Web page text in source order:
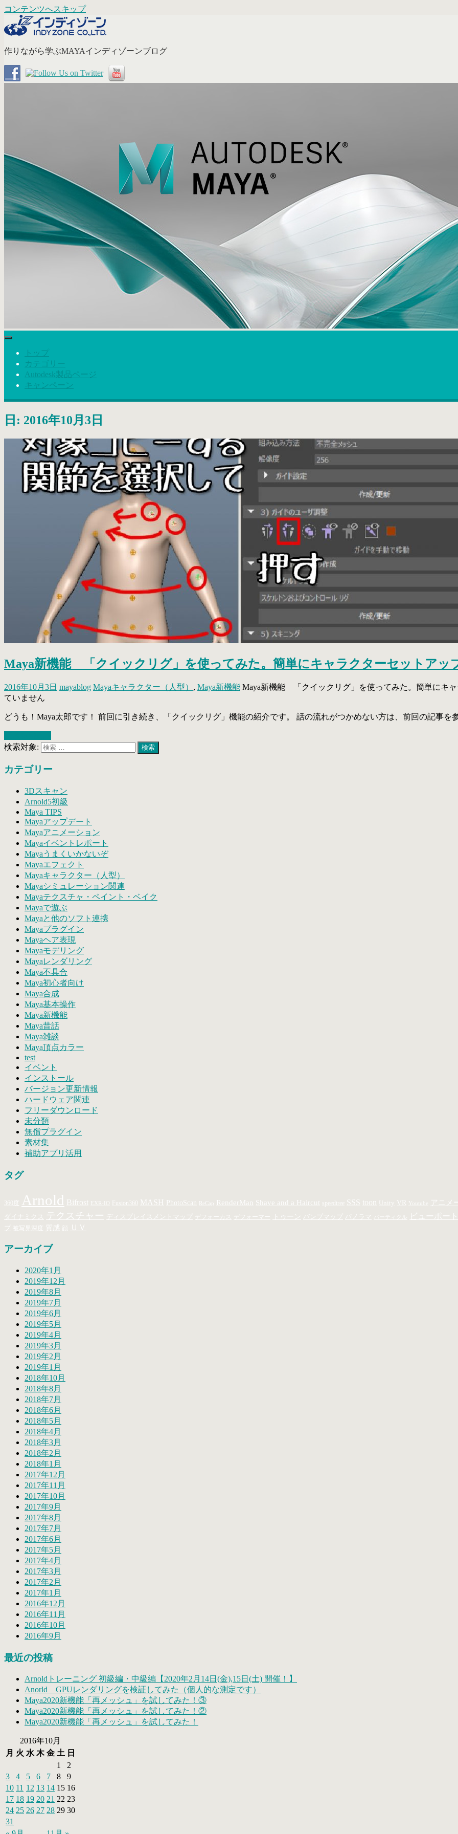
コンテンツへスキップ
作りながら学ぶMAYAインディゾーンブログ
トップ
カテゴリー
Autodesk製品ページ
キャンペーン
日: 2016年10月3日
Maya新機能 「クイックリグ」を使ってみた。簡単にキャラクターセットアッ
2016年10月3日 mayablog Mayaキャラクター（人型） , Maya新機能 Maya新機能 「クイックリグ」を使ってみた。簡単にキ
ていません
どうも！Maya太郎です！ 前回に引き続き、「クイックリグ」機能の紹介です。 話の流れがつかめない方は、前回の記事を
検索対象:
検索
カテゴリー
3Dスキャン
Arnold5初級
Maya TIPS
Mayaアップデート
Mayaアニメーション
Mayaイベントレポート
Mayaうまくいかないぞ
Mayaエフェクト
Mayaキャラクター（人型）
Mayaシミュレーション関連
Mayaテクスチャ・ペイント・ベイク
Mayaで遊ぶ
Mayaと他のソフト連携
Mayaプラグイン
Mayaヘア表現
Mayaモデリング
Mayaレンダリング
Maya不具合
Maya初心者向け
Maya合成
Maya基本操作
Maya新機能
Maya昔話
Maya雑談
Maya頂点カラー
test
イベント
インストール
バージョン更新情報
ハードウェア関連
フリーダウンロード
未分類
無償プラグイン
素材集
補助アプリ活用
タグ
360度 Arnold Bifrost EXR-IO Fusion360 MASH PhotoScan ReCap RenderMan Shave and a Haircut speedtree SSS toon Unity VR Youtube アニメ
ダイナミクス テクスチャー ディスプレイスメントマップ デフォーカス デフォーマー トゥーン バンプマップ パノラマ パーティクル ビューポート
プ 被写界深度 質感 ＵＶ
アーカイブ
2020年1月
2019年12月
2019年8月
2019年7月
2019年6月
2019年5月
2019年4月
2019年3月
2019年2月
2019年1月
2018年10月
2018年8月
2018年7月
2018年6月
2018年5月
2018年4月
2018年3月
2018年2月
2018年1月
2017年12月
2017年11月
2017年10月
2017年9月
2017年8月
2017年7月
2017年6月
2017年5月
2017年4月
2017年3月
2017年2月
2017年1月
2016年12月
2016年11月
2016年10月
2016年9月
最近の投稿
Arnoldトレーニング 初級編・中級編【2020年2月14日(金),15日(土) 開催！】
Anorld GPUレンダリングを検証してみた（個人的な測定です）
Maya2020新機能「再メッシュ」を試してみた！③
Maya2020新機能「再メッシュ」を試してみた！②
Maya2020新機能「再メッシュ」を試してみた！
2016年10月
月 火 水 木 金 土 日
1
2
3
4 5 6 7 8
9
10 11 12 13 14 15 16
17 18 19 20 21 22 23
24 25 26 27 28 29 30
31